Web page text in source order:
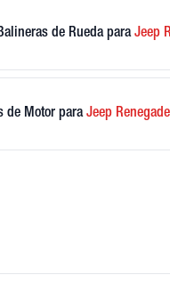
de Rueda paraJeep
de Motor paraJeepRenegade